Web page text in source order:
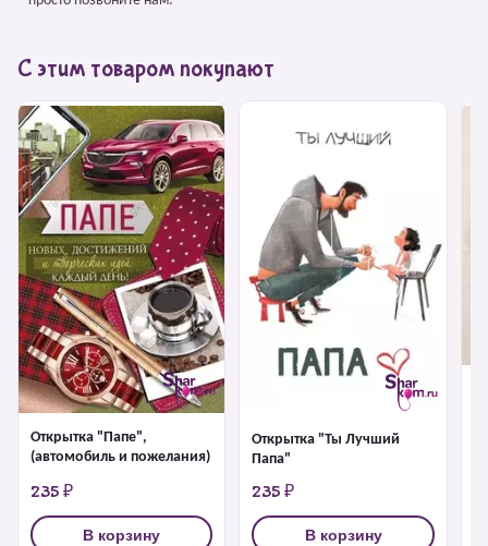
С этим товаром покупают
Открытка "Папе",
(автомобиль и пожелания)
235 ₽
В корзину
Открытка "Ты Лучший
Папа"
235 ₽
В корзину